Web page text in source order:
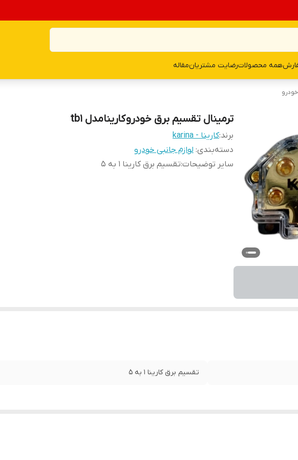
همه محصولاترضایت مشتریانمقاله
ترمینال تقسیم برق خودرو کارینامدل tb1
برند:کارینا - karina
دسته‌بندی: لوازم جانبی خودرو
سایر توضیحات:تقسیم برق کارینا 1 به 5
تقسیم برق کارینا 1 به 5